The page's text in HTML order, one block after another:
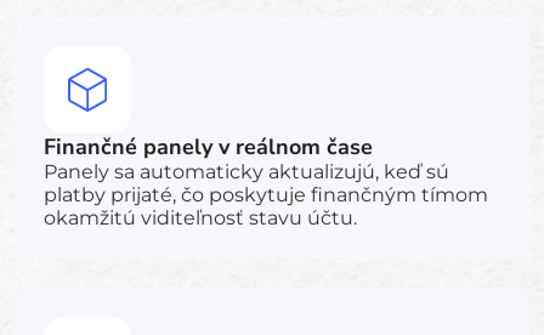
Finančné panely v reálnom čase
Panely sa automaticky aktualizujú, keď sú
platby prijaté, čo poskytuje finančným tímom
okamžitú viditeľnosť stavu účtu.